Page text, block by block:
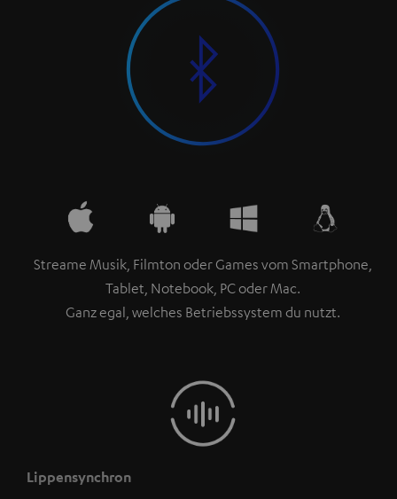
Streame Musik, Filmton oder Games vom Smartphone,
Tablet, Notebook, PC oder Mac.
Ganz egal, welches Betriebssystem du nutzt.
Lippensynchron